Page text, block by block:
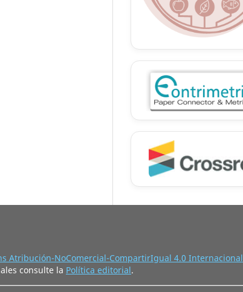
Atribución-NoComercial-CompartirIgual 4.0 Internacional
consulte la Política editorial.